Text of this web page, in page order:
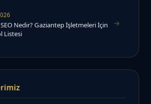
Nedir? Gaziantep İşletmeleri İçin
Listesi